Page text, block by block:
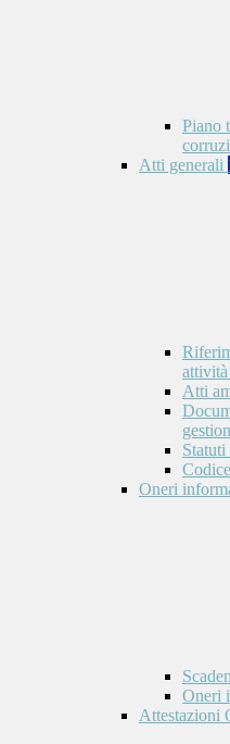
Piano
Atti generali
attività
Atti
Oneri
Oneri
Attestazioni